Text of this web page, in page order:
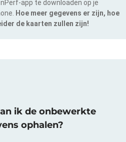
app te downloaden op je
Hoe meer gegevens er zijn, hoe
de kaarten zullen zijn!
ik de onbewerkte
ophalen?